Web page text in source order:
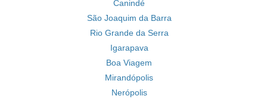
Canindé
São Joaquim da Barra
Rio Grande da Serra
Igarapava
Boa Viagem
Mirandópolis
Nerópolis